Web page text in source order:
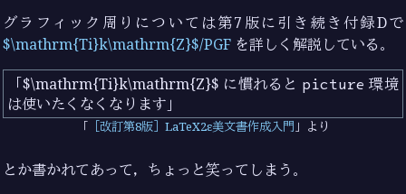
グラフィック周りについては第7版に引き続き付録Dで
$\mathrm{Ti}k\mathrm{Z}$/PGF を詳しく解説している。
$\mathrm{Ti}k\mathrm{Z}$ に慣れると picture 環境
は使いたくなくなります
［改訂第8版］LaTeX2ε美文書作成入門 より
とか書かれてあって，ちょっと笑ってしまう。